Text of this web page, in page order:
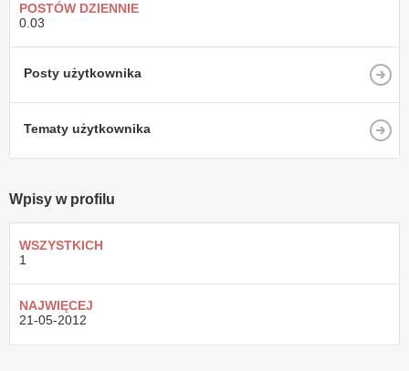
POSTÓW DZIENNIE
0.03
Posty użytkownika
Tematy użytkownika
Wpisy w profilu
WSZYSTKICH
1
NAJWIĘCEJ
21-05-2012